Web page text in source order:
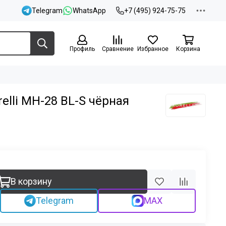
Telegram WhatsApp +7 (495) 924-75-75
Профиль Сравнение Избранное Корзина
MH-28 BL-S чёрная
В корзину
Telegram
MAX